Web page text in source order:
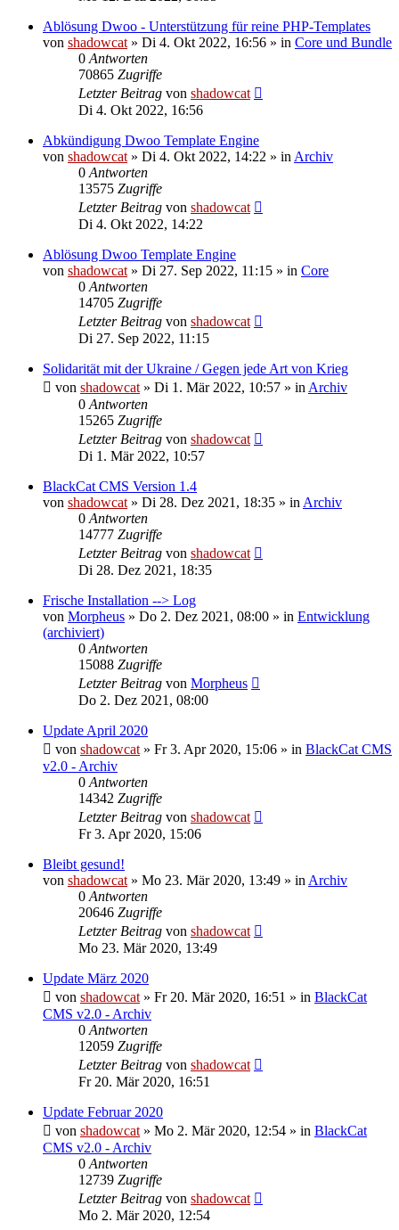
Ablösung Dwoo - Unterstützung für reine PHP-Templates
von shadowcat » Di 4. Okt 2022, 16:56 » in Core und Bundle
0 Antworten
70865 Zugriffe
Letzter Beitrag von shadowcat
Di 4. Okt 2022, 16:56
Abkündigung Dwoo Template Engine
von shadowcat » Di 4. Okt 2022, 14:22 » in Archiv
0 Antworten
13575 Zugriffe
Letzter Beitrag von shadowcat
Di 4. Okt 2022, 14:22
Ablösung Dwoo Template Engine
von shadowcat » Di 27. Sep 2022, 11:15 » in Core
0 Antworten
14705 Zugriffe
Letzter Beitrag von shadowcat
Di 27. Sep 2022, 11:15
Solidarität mit der Ukraine / Gegen jede Art von Krieg
von shadowcat » Di 1. Mär 2022, 10:57 » in Archiv
0 Antworten
15265 Zugriffe
Letzter Beitrag von shadowcat
Di 1. Mär 2022, 10:57
BlackCat CMS Version 1.4
von shadowcat » Di 28. Dez 2021, 18:35 » in Archiv
0 Antworten
14777 Zugriffe
Letzter Beitrag von shadowcat
Di 28. Dez 2021, 18:35
Frische Installation --> Log
von Morpheus » Do 2. Dez 2021, 08:00 » in Entwicklung
(archiviert)
0 Antworten
15088 Zugriffe
Letzter Beitrag von Morpheus
Do 2. Dez 2021, 08:00
Update April 2020
von shadowcat » Fr 3. Apr 2020, 15:06 » in BlackCat CMS
v2.0 - Archiv
0 Antworten
14342 Zugriffe
Letzter Beitrag von shadowcat
Fr 3. Apr 2020, 15:06
Bleibt gesund!
von shadowcat » Mo 23. Mär 2020, 13:49 » in Archiv
0 Antworten
20646 Zugriffe
Letzter Beitrag von shadowcat
Mo 23. Mär 2020, 13:49
Update März 2020
von shadowcat » Fr 20. Mär 2020, 16:51 » in BlackCat
CMS v2.0 - Archiv
0 Antworten
12059 Zugriffe
Letzter Beitrag von shadowcat
Fr 20. Mär 2020, 16:51
Update Februar 2020
von shadowcat » Mo 2. Mär 2020, 12:54 » in BlackCat
CMS v2.0 - Archiv
0 Antworten
12739 Zugriffe
Letzter Beitrag von shadowcat
Mo 2. Mär 2020, 12:54